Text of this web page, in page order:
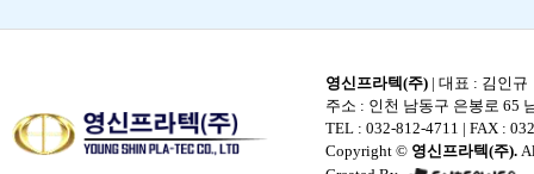
영신프라텍(주) | 대표 : 김인규
주소 : 인천 남동구 은봉로 65
TEL : 032-812-4711 | FAX :
Copyright © 영신프라텍(주).